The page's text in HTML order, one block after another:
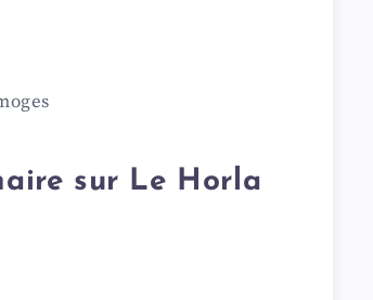
sur Le Horla